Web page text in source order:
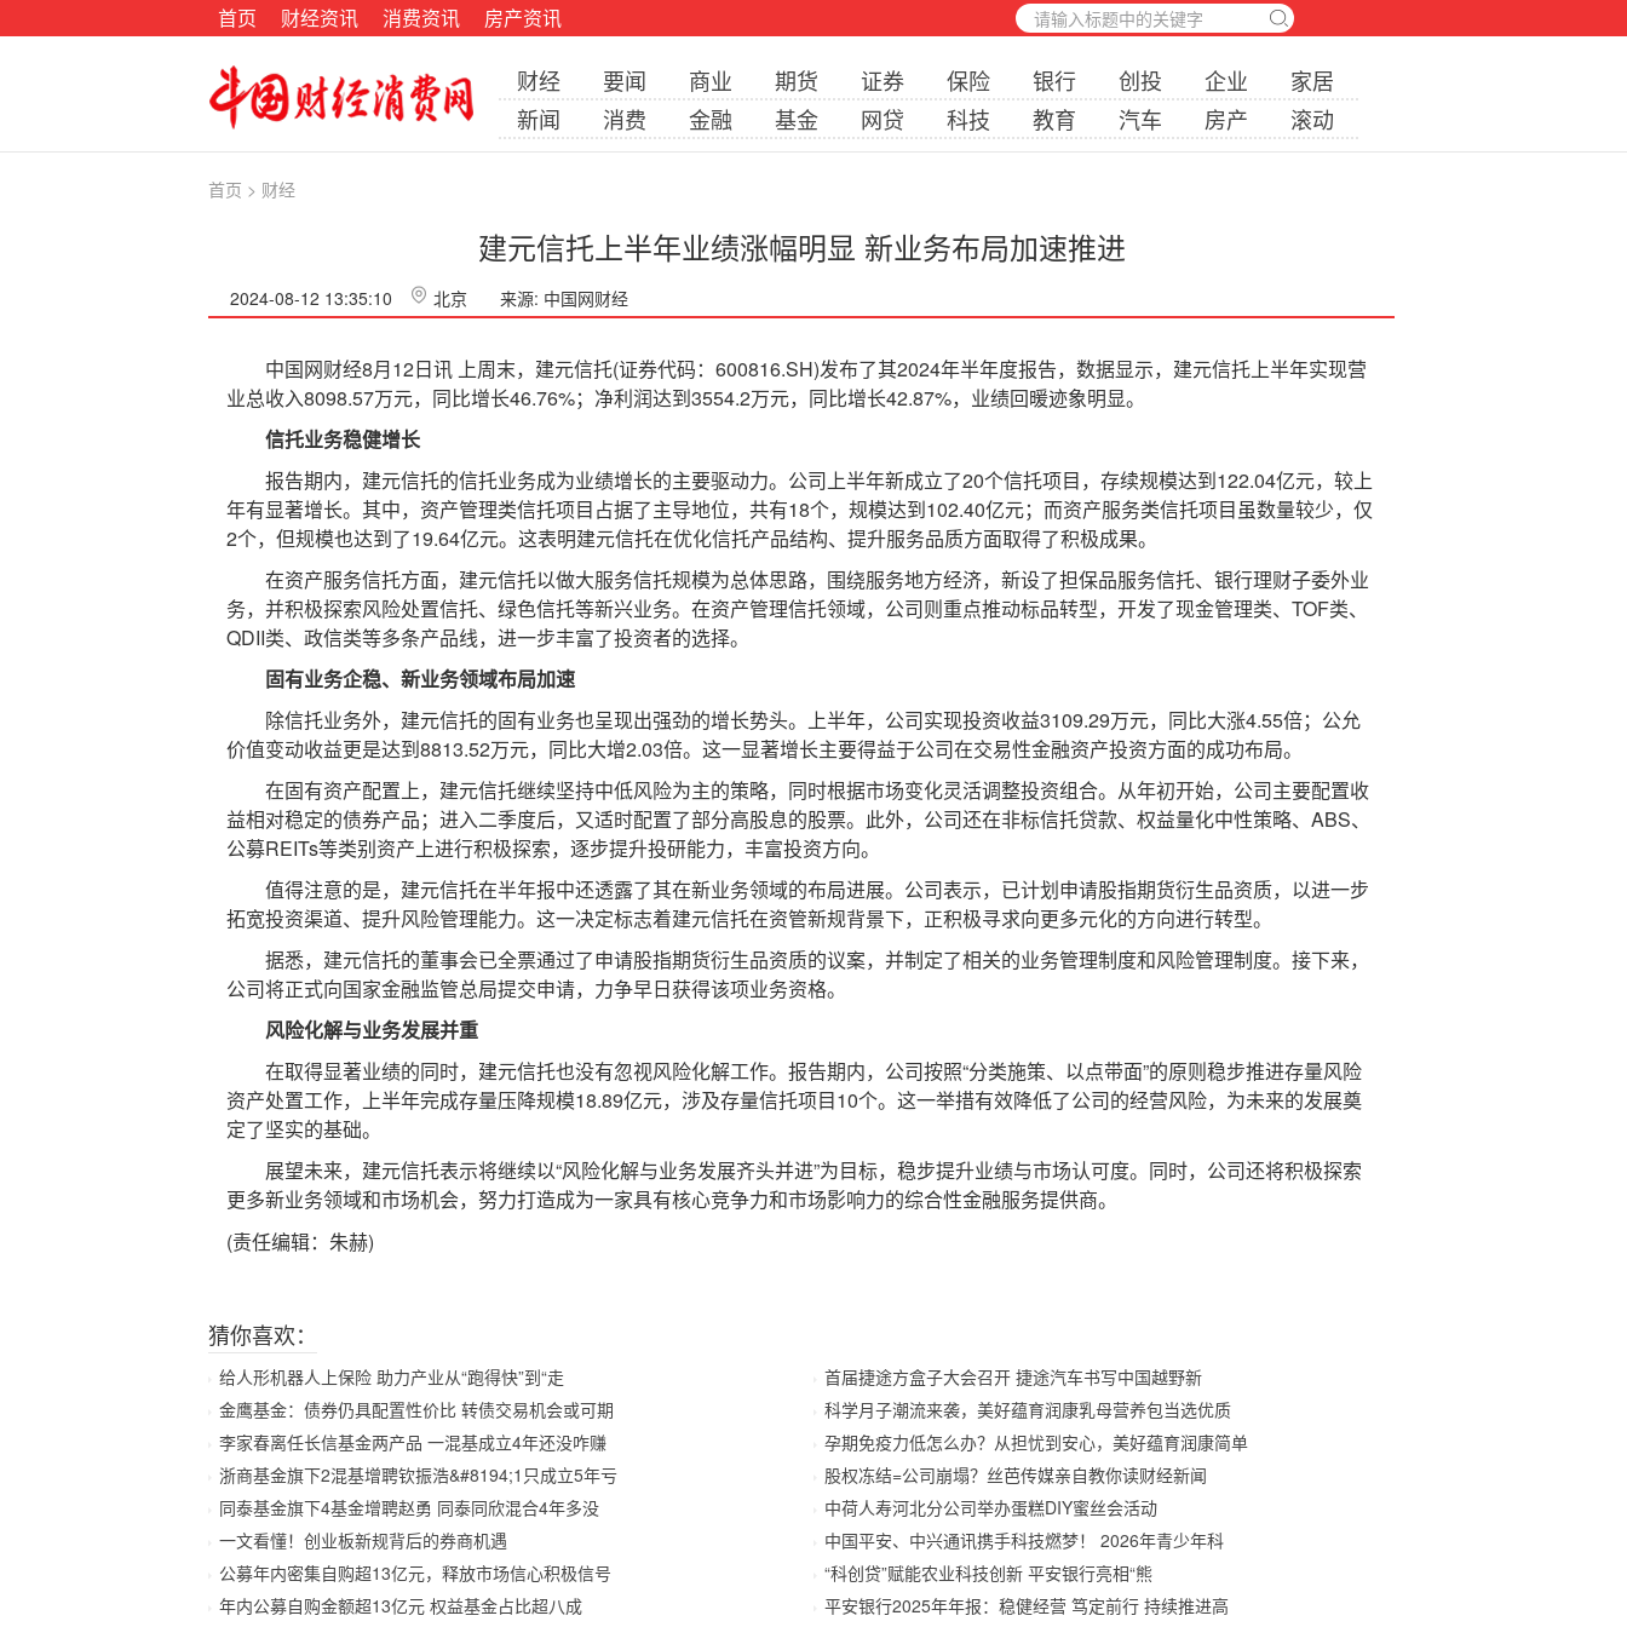
首页 财经资讯 消费资讯 房产资讯
财经 要闻 商业 期货 证券 保险 银行 创投 企业
家居
新闻
消费 金融 基金 网贷 科技 教育 汽车 房产 滚动
首页 > 财经
建元信托上半年业绩涨幅明显 新业务布局加速推进
2024-08-12 13:35:10 北京 来源: 中国网财经
中国网财经8月12日讯 上周末，建元信托(证券代码：600816.SH)发布了其2024年半年度报告，数据显示，建元信托上半年实现营
业总收入8098.57万元，同比增长46.76%；净利润达到3554.2万元，同比增长42.87%，业绩回暖迹象明显。
信托业务稳健增长
报告期内，建元信托的信托业务成为业绩增长的主要驱动力。公司上半年新成立了20个信托项目，存续规模达到122.04亿元，较上
年有显著增长。其中，资产管理类信托项目占据了主导地位，共有18个，规模达到102.40亿元；而资产服务类信托项目虽数量较少，仅
2个，但规模也达到了19.64亿元。这表明建元信托在优化信托产品结构、提升服务品质方面取得了积极成果。
在资产服务信托方面，建元信托以做大服务信托规模为总体思路，围绕服务地方经济，新设了担保品服务信托、银行理财子委外业
务，并积极探索风险处置信托、绿色信托等新兴业务。在资产管理信托领域，公司则重点推动标品转型，开发了现金管理类、TOF类、
QDII类、政信类等多条产品线，进一步丰富了投资者的选择。
固有业务企稳、新业务领域布局加速
除信托业务外，建元信托的固有业务也呈现出强劲的增长势头。上半年，公司实现投资收益3109.29万元，同比大涨4.55倍；公允
价值变动收益更是达到8813.52万元，同比大增2.03倍。这一显著增长主要得益于公司在交易性金融资产投资方面的成功布局。
在固有资产配置上，建元信托继续坚持中低风险为主的策略，同时根据市场变化灵活调整投资组合。从年初开始，公司主要配置收
益相对稳定的债券产品；进入二季度后，又适时配置了部分高股息的股票。此外，公司还在非标信托贷款、权益量化中性策略、ABS、
公募REITs等类别资产上进行积极探索，逐步提升投研能力，丰富投资方向。
值得注意的是，建元信托在半年报中还透露了其在新业务领域的布局进展。公司表示，已计划申请股指期货衍生品资质，以进一步
拓宽投资渠道、提升风险管理能力。这一决定标志着建元信托在资管新规背景下，正积极寻求向更多元化的方向进行转型。
据悉，建元信托的董事会已全票通过了申请股指期货衍生品资质的议案，并制定了相关的业务管理制度和风险管理制度。接下来，
公司将正式向国家金融监管总局提交申请，力争早日获得该项业务资格。
风险化解与业务发展并重
在取得显著业绩的同时，建元信托也没有忽视风险化解工作。报告期内，公司按照“分类施策、以点带面”的原则稳步推进存量风险
资产处置工作，上半年完成存量压降规模18.89亿元，涉及存量信托项目10个。这一举措有效降低了公司的经营风险，为未来的发展奠
定了坚实的基础。
展望未来，建元信托表示将继续以“风险化解与业务发展齐头并进”为目标，稳步提升业绩与市场认可度。同时，公司还将积极探索
更多新业务领域和市场机会，努力打造成为一家具有核心竞争力和市场影响力的综合性金融服务提供商。
(责任编辑：朱赫)
猜你喜欢：
给人形机器人上保险 助力产业从“跑得快”到“走
金鹰基金：债券仍具配置性价比 转债交易机会或可期
李家春离任长信基金两产品 一混基成立4年还没咋赚
浙商基金旗下2混基增聘钦振浩&#8194;1只成立5年亏
同泰基金旗下4基金增聘赵勇 同泰同欣混合4年多没
一文看懂！创业板新规背后的券商机遇
公募年内密集自购超13亿元，释放市场信心积极信号
年内公募自购金额超13亿元 权益基金占比超八成
首届捷途方盒子大会召开 捷途汽车书写中国越野新
科学月子潮流来袭，美好蕴育润康乳母营养包当选优质
孕期免疫力低怎么办？从担忧到安心，美好蕴育润康简单
股权冻结=公司崩塌？丝芭传媒亲自教你读财经新闻
中荷人寿河北分公司举办蛋糕DIY蜜丝会活动
中国平安、中兴通讯携手科技燃梦！ 2026年青少年科
“科创贷”赋能农业科技创新 平安银行亮相“熊
平安银行2025年年报：稳健经营 笃定前行 持续推进高